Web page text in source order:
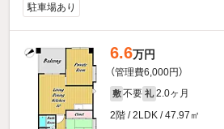
駐車場あり
6.6万円
（管理費6,000円）
敷 不要 礼 2.0ヶ月
2階 / 2LDK / 47.97㎡